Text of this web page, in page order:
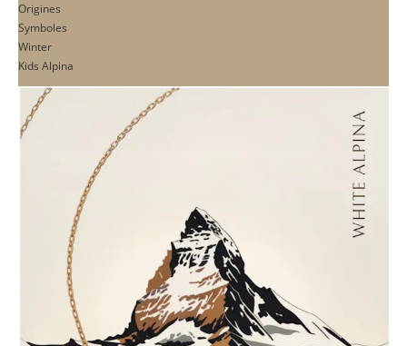
Origines
Symboles
Winter
Kids Alpina